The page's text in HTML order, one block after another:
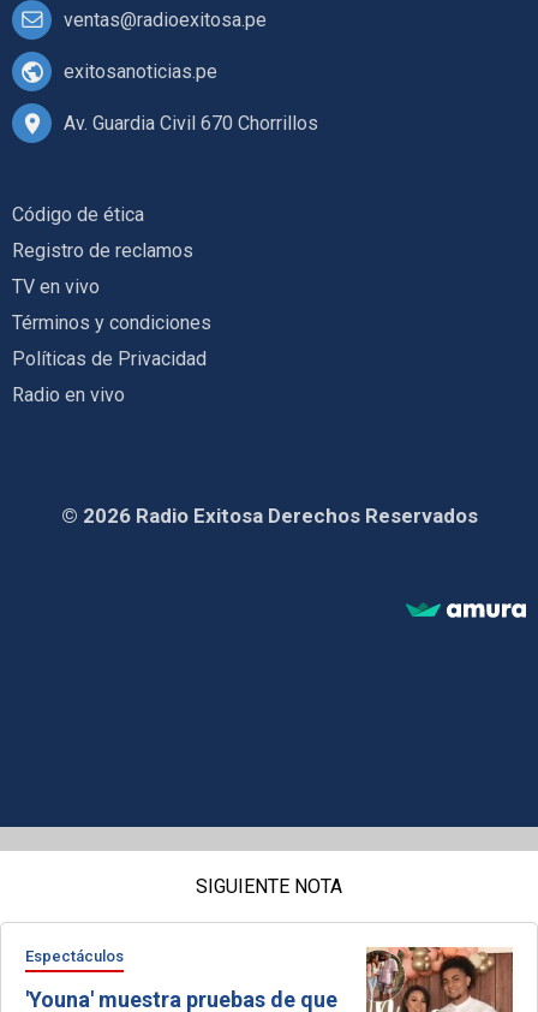
ventas@radioexitosa.pe
exitosanoticias.pe
Av. Guardia Civil 670 Chorrillos
Código de ética
Registro de reclamos
TV en vivo
Términos y condiciones
Políticas de Privacidad
Radio en vivo
© 2026 Radio Exitosa Derechos Reservados
SIGUIENTE NOTA
Espectáculos
'Youna' muestra pruebas de que